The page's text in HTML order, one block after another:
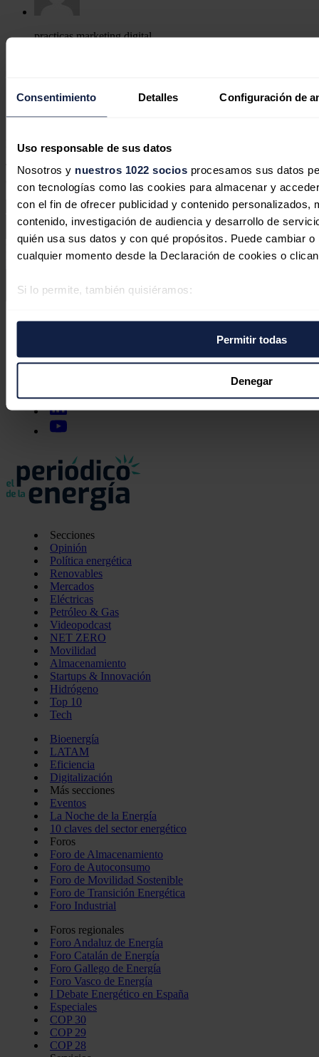
Consentimiento Detalles Configuración de
Uso responsable de sus datos
Nosotros y nuestros 1022 sociosprocesamos sus datos
con tecnologías como las cookies para almacenar y
con el fin de ofrecer publicidad y contenido personalizados,
contenido, investigación de audiencia y desarrollo de
quién usa sus datos y con qué propósitos. Puede cambiar
cualquier momento desde la Declaración de cookies o
Si lo permite, también quisiéramos:
Identificar su dispositivo analizándolo activamente
específicas (huellas digitales)
Obtenga más información sobre cómo se procesan sus
preferencias en lasección de datos. Puede cambiar o
momento en la Declaración de cookies.
funciones de redes sociales y analizar el tráfico. Además,
uso que haga del sitio web con nuestros partners de redes
quienes pueden combinarla con otra información que les
Permitir todas
Denegar
practicas marketing digital
Responder
Deja tu comentario
Tu dirección de correo electrónico no será publicada. Todos los
campos son obligatorios
Este sitio web está protegido por reCAPTCHA y la
privacidady Términos de servicio de Google aplican.
Enviar comentario
Síguenos en redes sociales
Secciones
Opinión
Política energética
Renovables
Mercados
Eléctricas
Petróleo & Gas
Videopodcast
NET ZERO
Movilidad
Almacenamiento
Startups & Innovación
Hidrógeno
Top 10
Tech
Bioenergía
LATAM
Eficiencia
Digitalización
Más secciones
Eventos
La Noche de la Energía
10 claves del sector energético
Foros
Foro de Almacenamiento
Foro de Autoconsumo
Foro de Movilidad Sostenible
Foro de Transición Energética
Foro Industrial
Foros regionales
Foro Andaluz de Energía
Foro Catalán de Energía
Foro Gallego de Energía
Foro Vasco de Energía
I Debate Energético en España
Especiales
COP 30
COP 29
COP 28